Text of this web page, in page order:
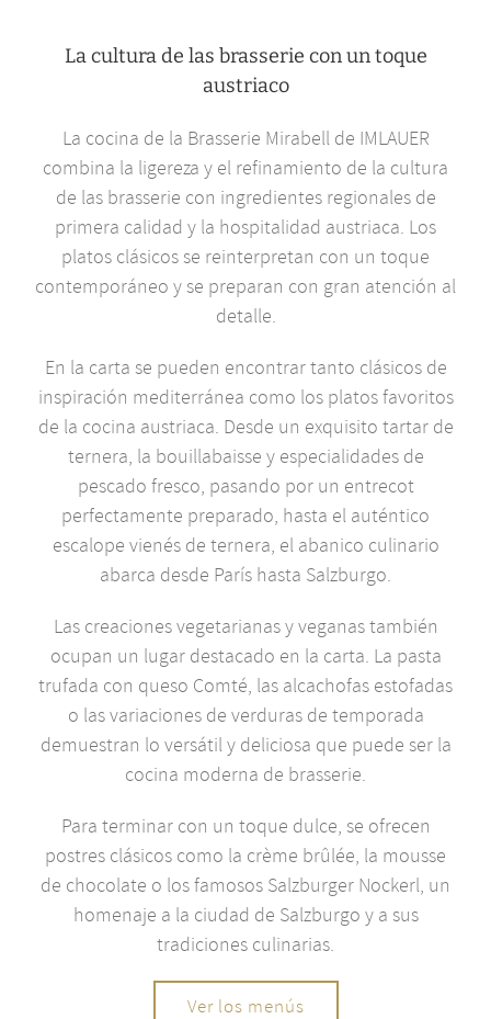
La cultura de las brasserie con un toque
austriaco
La cocina de la Brasserie Mirabell de IMLAUER
combina la ligereza y el refinamiento de la cultura
de las brasserie con ingredientes regionales de
primera calidad y la hospitalidad austriaca. Los
platos clásicos se reinterpretan con un toque
contemporáneo y se preparan con gran atención al
detalle.
En la carta se pueden encontrar tanto clásicos de
inspiración mediterránea como los platos favoritos
de la cocina austriaca. Desde un exquisito tartar de
ternera, la bouillabaisse y especialidades de
pescado fresco, pasando por un entrecot
perfectamente preparado, hasta el auténtico
escalope vienés de ternera, el abanico culinario
abarca desde París hasta Salzburgo.
Las creaciones vegetarianas y veganas también
ocupan un lugar destacado en la carta. La pasta
trufada con queso Comté, las alcachofas estofadas
o las variaciones de verduras de temporada
demuestran lo versátil y deliciosa que puede ser la
cocina moderna de brasserie.
Para terminar con un toque dulce, se ofrecen
postres clásicos como la crème brûlée, la mousse
de chocolate o los famosos Salzburger Nockerl, un
homenaje a la ciudad de Salzburgo y a sus
tradiciones culinarias.
Ver los menús